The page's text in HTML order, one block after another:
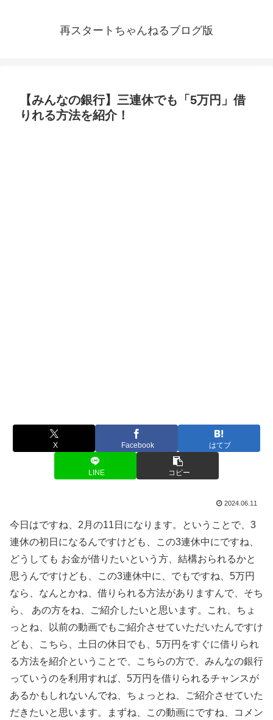
再スタートちゃんねるブログ版
【みんなの銀行】三連休でも「5万円」借
りれる方法を紹介！
X Facebook はてブ
LINE コピー
2024.06.11
今日はですね、2月の11日になります。ということで、3
連休の初日になるんですけども、この3連休中にですね、
どうしても お金が借りたいという方、結構おられるかと
思うんですけども、この3連休中に、でもですね、5万円
なら、なんとかね、借りられる方法がありますんで、そち
ら、 あの方をね、ご紹介したいと思います。これ、ちょ
っとね、以前の動画でもご紹介させていただいたんですけ
ども、こちら、土日の休日でも、5万円をすぐに借りられ
る方法を紹介ということで、こちらの方で、みんなの銀行
っていうのを利用すれば、5万円を借りられるチャンスが
あるかもしれないんでね、ちょっとね、ご紹介させていた
だきたいと思います。まずね、この動画にですね、コメン